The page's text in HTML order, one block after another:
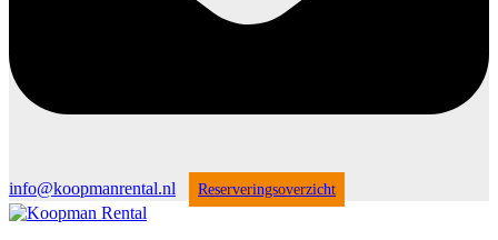
info@koopmanrental.nl Reserveringsoverzicht